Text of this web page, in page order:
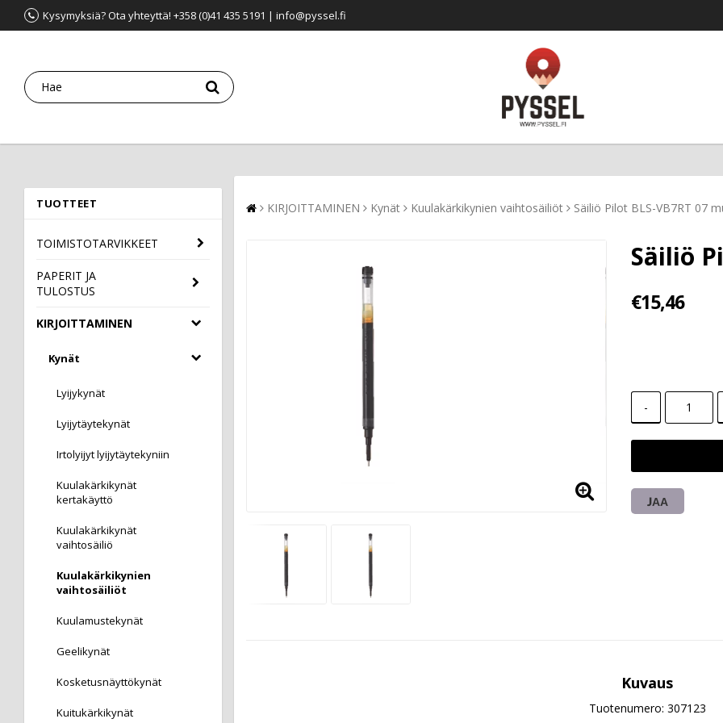
Kysymyksiä? Ota yhteyttä! +358 (0)41 435 5191 | info@pyssel.fi
TUOTTEET
TOIMISTOTARVIKKEET
PAPERIT JA
TULOSTUS
KIRJOITTAMINEN
Kynät
Lyijykynät
Lyijytäytekynät
Irtolyijyt lyijytäytekyniin
Kuulakärkikynät
kertakäyttö
Kuulakärkikynät
vaihtosäiliö
Kuulakärkikynien
vaihtosäiliöt
Kuulamustekynät
Geelikynät
Kosketusnäyttökynät
Kuitukärkikynät
KIRJOITTAMINEN Kynät Kuulakärkikynien vaihtosäiliöt Säiliö Pilot BLS-VB7RT 07
Säiliö
€15,46
-
JAA
Kuvaus
Tuotenumero: 307123